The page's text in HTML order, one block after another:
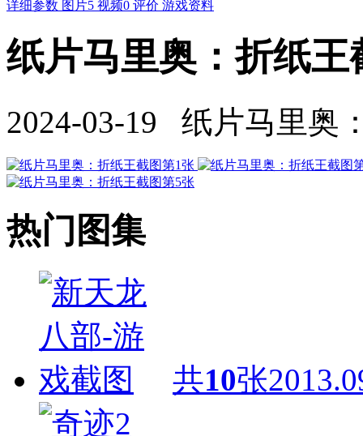
详细参数 图片5 视频0 评价 游戏资料
纸片马里奥：折纸王
2024-03-19 纸片马里奥
热门图集
共10张